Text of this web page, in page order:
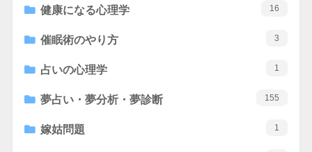
健康になる心理学 16
催眠術のやり方 3
占いの心理学 1
夢占い・夢分析・夢診断 155
嫁姑問題 1